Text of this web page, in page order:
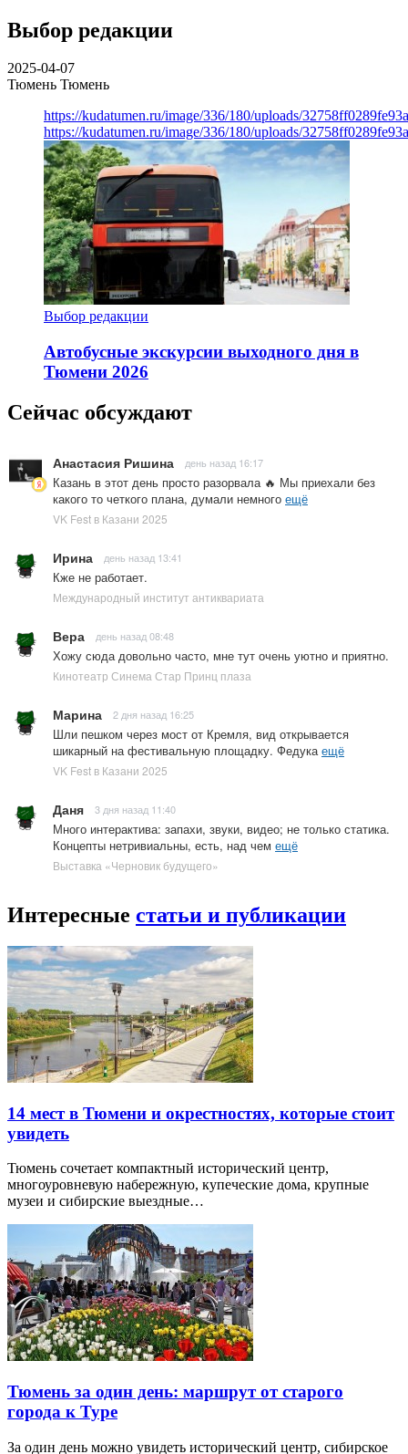
Выбор редакции
2025-04-07
Тюмень Тюмень
https://kudatumen.ru/image/336/180/uploads/
https://kudatumen.ru/image/336/180/uploads/
Выбор редакции
Автобусные экскурсии выходного дня в
Тюмени 2026
Сейчас обсуждают
Анастасия Ришина день назад 16:17
Казань в этот день просто разорвала 🔥 Мы приехали без
какого то четкого плана, думали немного ещё
VK Fest в Казани 2025
Ирина день назад 13:41
Кже не работает.
Международный институт антиквариата
Вера день назад 08:48
Хожу сюда довольно часто, мне тут очень уютно и приятно.
Кинотеатр Синема Стар Принц плаза
Марина 2 дня назад 16:25
Шли пешком через мост от Кремля, вид открывается
шикарный на фестивальную площадку. Федукаещё
VK Fest в Казани 2025
Даня 3 дня назад 11:40
Много интерактива: запахи, звуки, видео; не только статика.
Концепты нетривиальны, есть, над чем ещё
Выставка «Черновик будущего»
Интересные статьи и публикации
14 мест в Тюмени и окрестностях, которые стоит
увидеть
Тюмень сочетает компактный исторический центр,
многоуровневую набережную, купеческие дома, крупные
музеи и сибирские выездные…
Тюмень за один день: маршрут от старого
города к Туре
За один день можно увидеть исторический центр, сибирское